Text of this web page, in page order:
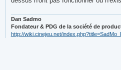
Dan Sadmo
Fondateur & PDG de la société de
http://wiki.cinejeu.net/